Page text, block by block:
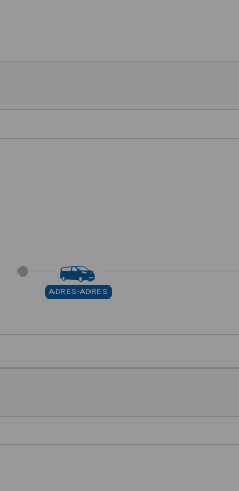
ADRES-ADRES